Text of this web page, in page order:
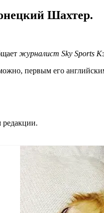
Шахтер.
журналист Sky Sports
первым его
редакции.